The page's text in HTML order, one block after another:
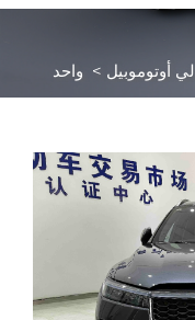
لي أوتوموبيل > واحد